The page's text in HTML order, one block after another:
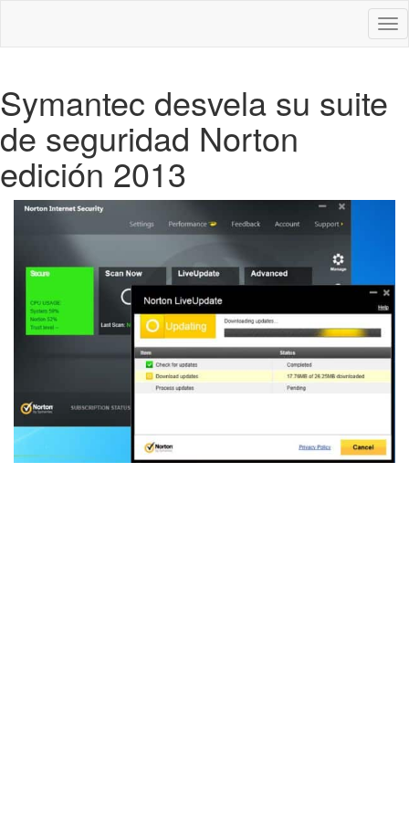
Symantec desvela su suite
de seguridad Norton
edición 2013